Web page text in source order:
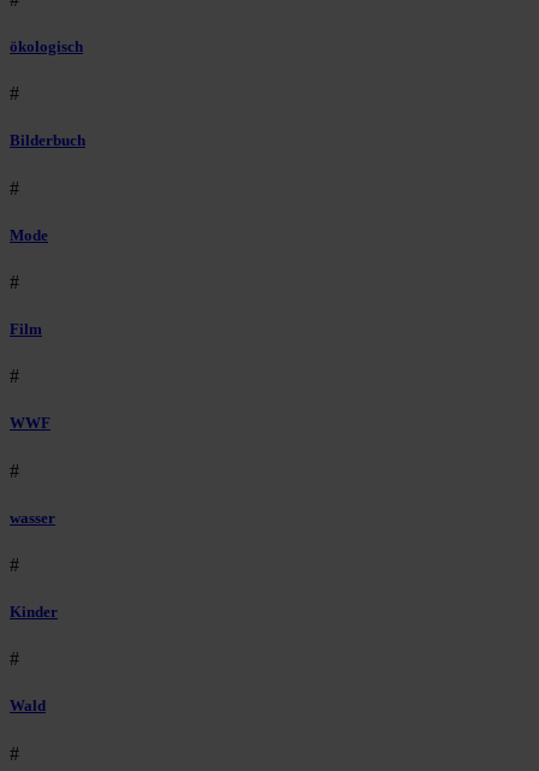
ökologisch
#
Bilderbuch
#
Mode
#
Film
#
WWF
#
wasser
#
Kinder
#
Wald
#